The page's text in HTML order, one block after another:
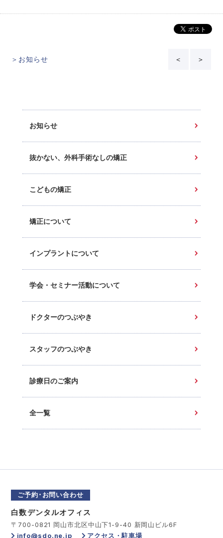
＞お知らせ ＜ ＞
お知らせ
抜かない、外科手術なしの矯正
こどもの矯正
矯正について
インプラントについて
学会・セミナー活動について
ドクターのつぶやき
スタッフのつぶやき
診療日のご案内
全一覧
ご予約･お問い合わせ
白数デンタルオフィス
〒700-0821 岡山市北区中山下1-9-40 新岡山ビル6F
info@sdo.ne.jp
アクセス・駐車場